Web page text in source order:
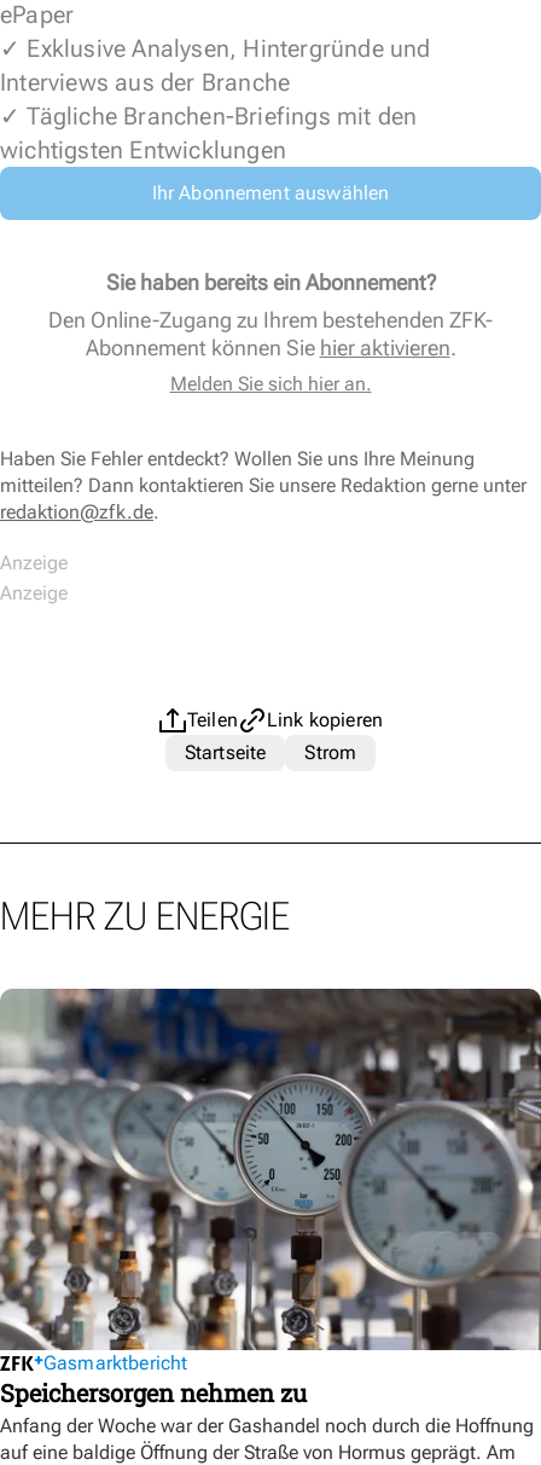
ePaper
✓ Exklusive Analysen, Hintergründe und
Interviews aus der Branche
✓ Tägliche Branchen-Briefings mit den
wichtigsten Entwicklungen
Ihr Abonnement auswählen
Sie haben bereits ein Abonnement?
Den Online-Zugang zu Ihrem bestehenden ZFK-
Abonnement können Sie hier aktivieren.
Melden Sie sich hier an.
Haben Sie Fehler entdeckt? Wollen Sie uns Ihre Meinung
mitteilen? Dann kontaktieren Sie unsere Redaktion gerne unter
redaktion@zfk.de.
Teilen
Link kopieren
Startseite
Strom
MEHR ZU ENERGIE
Gasmarktbericht
Speichersorgen nehmen zu
Anfang der Woche war der Gashandel noch durch die Hoffnung
auf eine baldige Öffnung der Straße von Hormus geprägt. Am